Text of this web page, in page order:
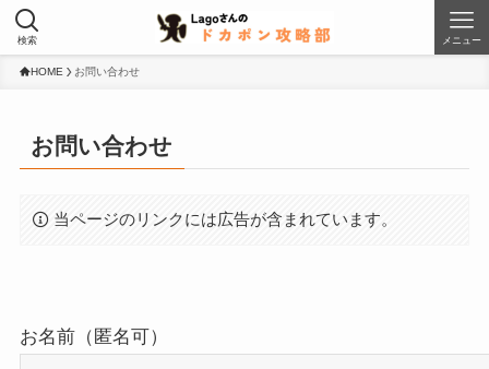
検索 メニュー
HOME お問い合わせ
お問い合わせ
当ページのリンクには広告が含まれています。
お名前（匿名可）